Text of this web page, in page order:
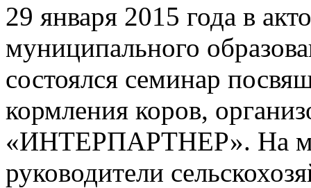
29 января 2015 года в
муниципального
состоялся семинар
кормления коров,
«ИНТЕРПАРТНЕР». На
руководители